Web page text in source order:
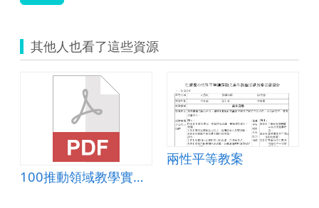
其他人也看了這些資源
100推動領域教學實驗方案及專題研究-一堂偶然的性平課程
兩性平等教案